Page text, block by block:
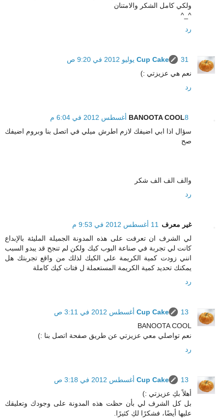
ولكي كامل الشكر والامتنان
^_^
رد
Cup Cake
31 يوليو 2012 في 9:20 ص
نعم هي عزيزتي :)
رد
BANOOTA COOL8 أغسطس 2012 في 6:04 م
سؤال اذا ابي اضيفك لازم اطرش ميلي في اتصل بنا وبروم اضيفك
صح
والف الف الف شكر
رد
غير معرف
11 أغسطس 2012 في 9:53 م
لي الشرف ان تعرفت على هذه المدونة الجميلة المليئة بالإبداع
كانت لي تجربة في صناعة البوب كيك ولكن لم تنجح قد يبدو السبب
انني زودت كمية الكريمة على الكيك لذلك من واقع تجربتك هل
يمكنك تحديد كمية الكريمة المستعملة ل فتات كيك كاملة
رد
Cup Cake
13 أغسطس 2012 في 3:11 ص
BANOOTA COOL
نعم تواصلي معي عزيزتي عن طريق صفحة اتصل بنا :)
رد
Cup Cake
13 أغسطس 2012 في 3:18 ص
أهلاً بكِ عزيزتي :)
بل كل الشرف لي بأن حظت هذه المدونة على وجودك وتعليقك
عليها أيضًا، فشكرًا لكِ كثيرًا.